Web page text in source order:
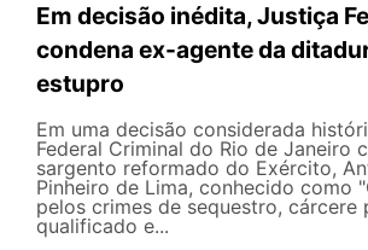
Em decisão inédita, Justiça
condena ex-agente da
estupro
Em uma decisão considerada
Federal Criminal do Rio de Janeiro
sargento reformado do Exército,
Pinheiro de Lima, conhecido como
pelos crimes de sequestro, cárcere
qualificado e...